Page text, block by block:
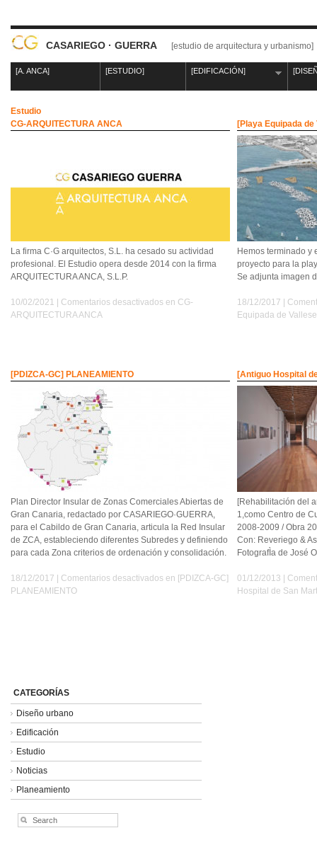
CASARIEGO · GUERRA [estudio de arquitectura y urbanismo]
[A. ANCA] [ESTUDIO] [EDIFICACIÓN]
Estudio
CG-ARQUITECTURA ANCA
La firma C·G arquitectos, S.L. ha cesado su actividad
profesional. El Estudio opera desde 2014 con la firma
ARQUITECTURA ANCA, S.L.P.
10/02/2021 | Comentarios desactivados en CG-
ARQUITECTURA ANCA
[Playa Equipada de
Hemos terminado y
proyecto para la
Se adjunta imagen
18/12/2017 |
Equipada de
[PDIZCA-GC] PLANEAMIENTO
Plan Director Insular de Zonas Comerciales Abiertas de
Gran Canaria, redactado por CASARIEGO·GUERRA,
para el Cabildo de Gran Canaria, articula la Red Insular
de ZCA, estableciendo diferentes Subredes y definiendo
para cada Zona criterios de ordenación y consolidación.
18/12/2017 | Comentarios desactivados en [PDIZCA-GC]
PLANEAMIENTO
[Antiguo Hospital
[Rehabilitación del
1,como Centro de
2008-2009 / Obra
Con: Reveriego &
FotografÌa de José
01/12/2013 |
Hospital de San
CATEGORÍAS
Diseño urbano
Edificación
Estudio
Noticias
Planeamiento